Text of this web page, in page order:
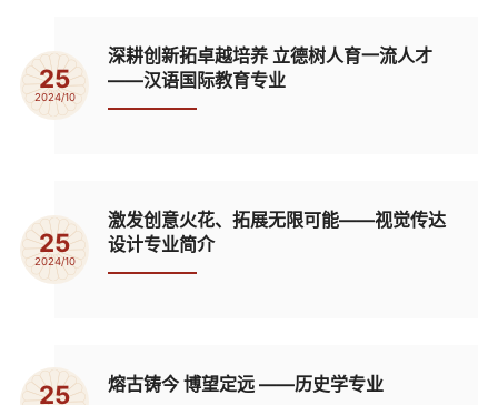
高人民群众...
25
2024/10
深耕创新拓卓越培养 立德树人育一流人才
——汉语国际教育专业
25
2024/10
激发创意火花、拓展无限可能——视觉传达
设计专业简介
25 熔古铸今 博望定远 ——历史学专业